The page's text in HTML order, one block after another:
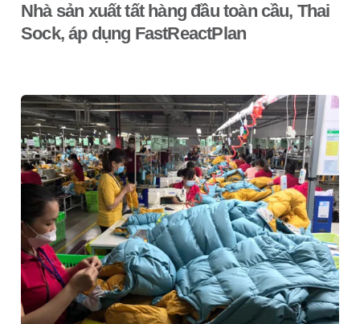
Nhà sản xuất tất hàng đầu toàn cầu, Thai
Sock, áp dụng FastReactPlan